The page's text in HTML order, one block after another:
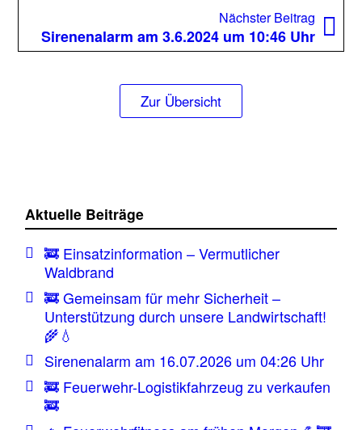
Nächster Beitrag
Sirenenalarm am 3.6.2024 um 10:46 Uhr
Zur Übersicht
Aktuelle Beiträge
🚒 Einsatzinformation – Vermutlicher
Waldbrand
🚒 Gemeinsam für mehr Sicherheit –
Unterstützung durch unsere Landwirtschaft!
🌾💧
Sirenenalarm am 16.07.2026 um 04:26 Uhr
🚒 Feuerwehr-Logistikfahrzeug zu verkaufen
🚒